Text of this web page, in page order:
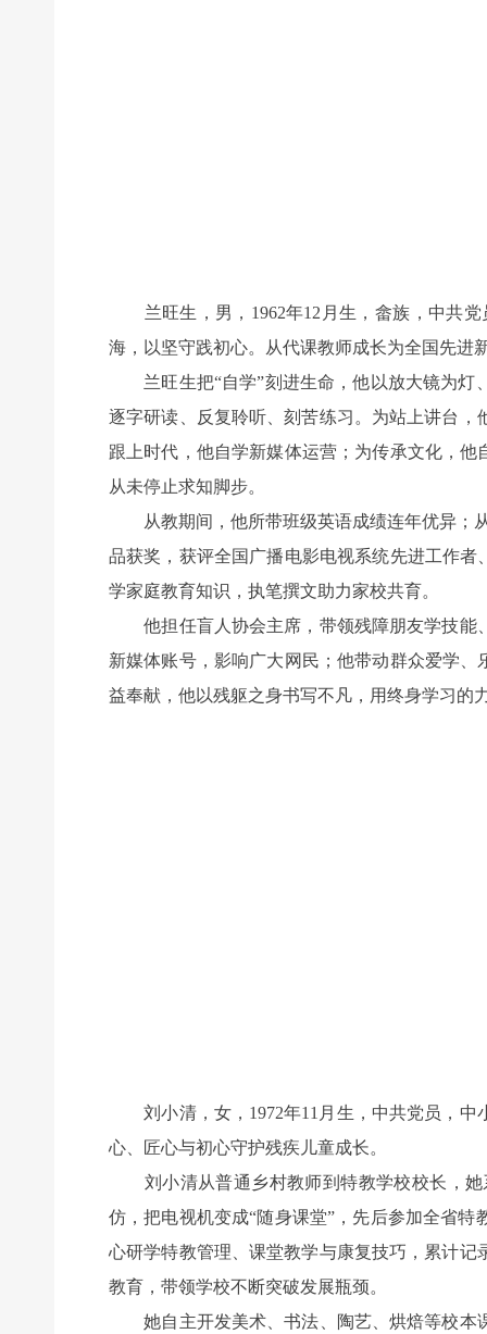
兰旺生，男，1962年12月生，畲族，中共党
海，以坚守践初心。从代课教师成长为全国先进
兰旺生把“自学”刻进生命，他以放大镜为灯
逐字研读、反复聆听、刻苦练习。为站上讲台
跟上时代，他自学新媒体运营；为传承文化，
从未停止求知脚步。
从教期间，他所带班级英语成绩连年优异；从
品获奖，获评全国广播电影电视系统先进工作
学家庭教育知识，执笔撰文助力家校共育。
他担任盲人协会主席，带领残障朋友学技能
新媒体账号，影响广大网民；他带动群众爱学
益奉献，他以残躯之身书写不凡，用终身学习的
刘小清，女，1972年11月生，中共党员，中
心、匠心与初心守护残疾儿童成长。
刘小清从普通乡村教师到特教学校校长，她
仿，把电视机变成“随身课堂”，先后参加全省
心研学特教管理、课堂教学与康复技巧，累计
教育，带领学校不断突破发展瓶颈。
她自主开发美术、书法、陶艺、烘焙等校本